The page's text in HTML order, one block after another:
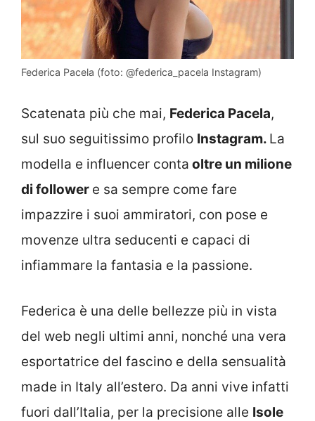
Federica Pacela (foto: @federica_pacela Instagram)
Scatenata più che mai, Federica Pacela,
sul suo seguitissimo profilo Instagram. La
modella e influencer conta oltre un milione
di follower e sa sempre come fare
impazzire i suoi ammiratori, con pose e
movenze ultra seducenti e capaci di
infiammare la fantasia e la passione.
Federica è una delle bellezze più in vista
del web negli ultimi anni, nonché una vera
esportatrice del fascino e della sensualità
made in Italy all’estero. Da anni vive infatti
fuori dall’Italia, per la precisione alle Isole